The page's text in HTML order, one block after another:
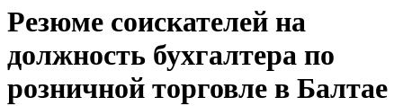
Резюме соискателей на
должность бухгалтера по
розничной торговле в Балтае